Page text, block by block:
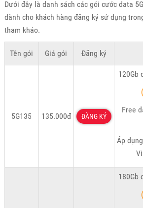
Dưới đây là danh sách các gói cước data
dành cho khách hàng đăng ký sử dụng
tham khảo.
Tên gói Giá gói Đăng ký
5G135 135.000đ ĐĂNG KÝ
120Gb
Free
Áp
180Gb